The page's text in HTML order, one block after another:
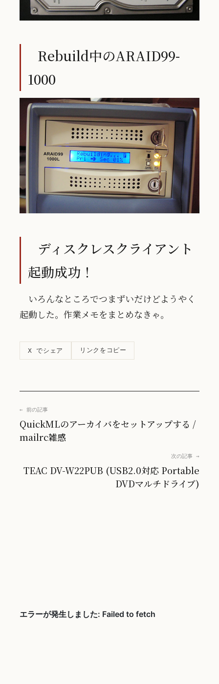
Rebuild中のARAID99-
1000
ディスクレスクライアント
起動成功！
いろんなところでつまずいだけどようやく
起動した。作業メモをまとめなきゃ。
X でシェア リンクをコピー
← 前の記事
QuickMLのアーカイバをセットアップする /
mailrc雑感
次の記事 →
TEAC DV-W22PUB (USB2.0対応 Portable
DVDマルチドライブ)